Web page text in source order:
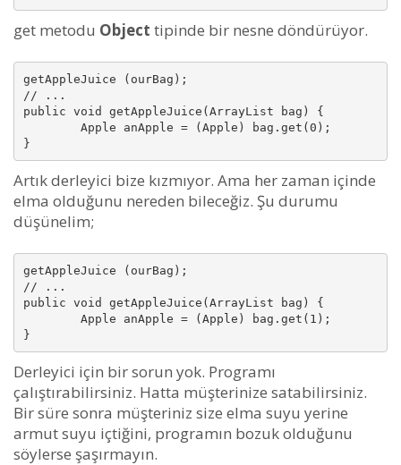
get metodu Object tipinde bir nesne döndürüyor.
getAppleJuice (ourBag);
// ...
public void getAppleJuice(ArrayList bag) {
Apple anApple = (Apple) bag.get(0);
}
Artık derleyici bize kızmıyor. Ama her zaman içinde
elma olduğunu nereden bileceğiz. Şu durumu
düşünelim;
getAppleJuice (ourBag);
// ...
public void getAppleJuice(ArrayList bag) {
Apple anApple = (Apple) bag.get(1);
}
Derleyici için bir sorun yok. Programı
çalıştırabilirsiniz. Hatta müşterinize satabilirsiniz.
Bir süre sonra müşteriniz size elma suyu yerine
armut suyu içtiğini, programın bozuk olduğunu
söylerse şaşırmayın.